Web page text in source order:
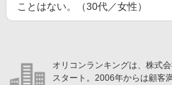
ことはない。（30代／女性）
オリコンランキングは、株式
スタート。2006年からは顧客